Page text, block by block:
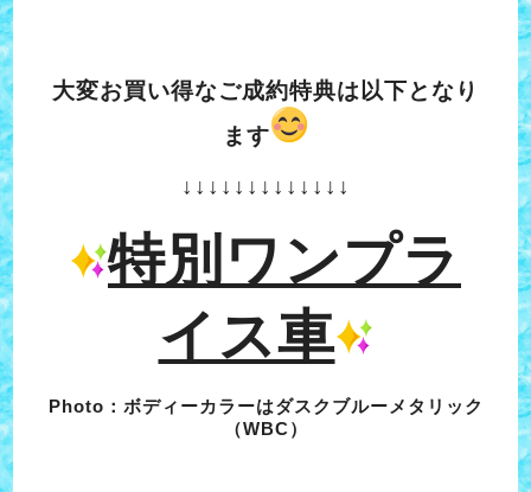
大変お買い得なご成約特典は以下となり
ます
↓↓↓↓↓↓↓↓↓↓↓↓↓
特別ワンプラ
イス車
Photo：ボディーカラーはダスクブルーメタリック
（WBC）